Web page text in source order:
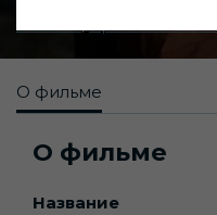
О фильме
О фильме
Название